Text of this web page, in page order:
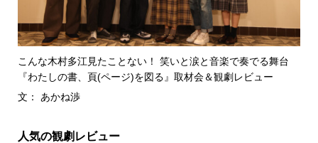
こんな木村多江見たことない！ 笑いと涙と音楽で奏でる舞台
『わたしの書、頁(ページ)を図る』取材会＆観劇レビュー
文： あかね渉
人気の観劇レビュー